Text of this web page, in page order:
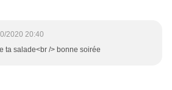
2020 20:40
ta salade<br /> bonne soirée